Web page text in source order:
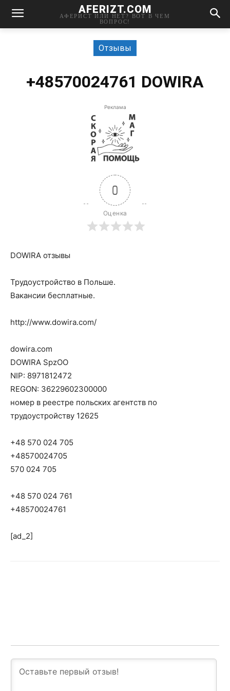
AFERIZT.COM
АФЕРИСТ ИЛИ НЕТ? ВОТ В ЧЕМ
ВОПРОС!
Отзывы
+48570024761 DOWIRA
Реклама
0
Оценка
DOWIRA отзывы
Трудоустройство в Польше.
Вакансии бесплатные.
http://www.dowira.com/
dowira.com
DOWIRA SpzOO
NIP: 8971812472
REGON: 36229602300000
номер в реестре польских агентств по
трудоустройству 12625
+48 570 024 705
+48570024705
570 024 705
+48 570 024 761
+48570024761
[ad_2]